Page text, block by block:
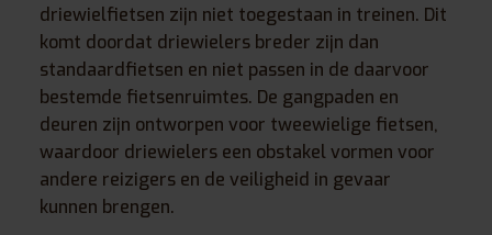
driewielfietsen zijn niet toegestaan in treinen. Dit
komt doordat driewielers breder zijn dan
standaardfietsen en niet passen in de daarvoor
bestemde fietsenruimtes. De gangpaden en
deuren zijn ontworpen voor tweewielige fietsen,
waardoor driewielers een obstakel vormen voor
andere reizigers en de veiligheid in gevaar
kunnen brengen.